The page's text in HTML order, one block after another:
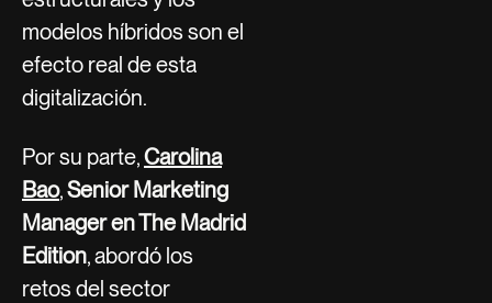
modelos híbridos son el
efecto real de esta
digitalización.
Por su parte,Carolina
Bao,Senior Marketing
Manager en The Madrid
Edition, abordó los
retos del sector